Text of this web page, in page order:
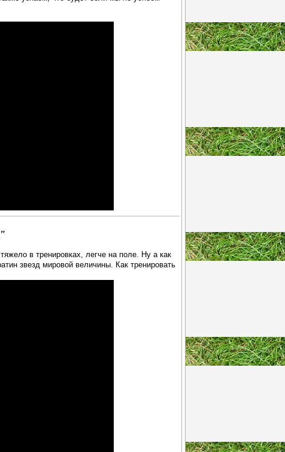
в тренировках, легче на поле. Ну а как
звезд мировой величины. Как тренировать